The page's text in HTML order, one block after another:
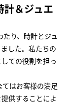
計＆ジュエ
り、時計とジュ
した。私たちの
ての役割を担っ
はお客様の満足
供することによ